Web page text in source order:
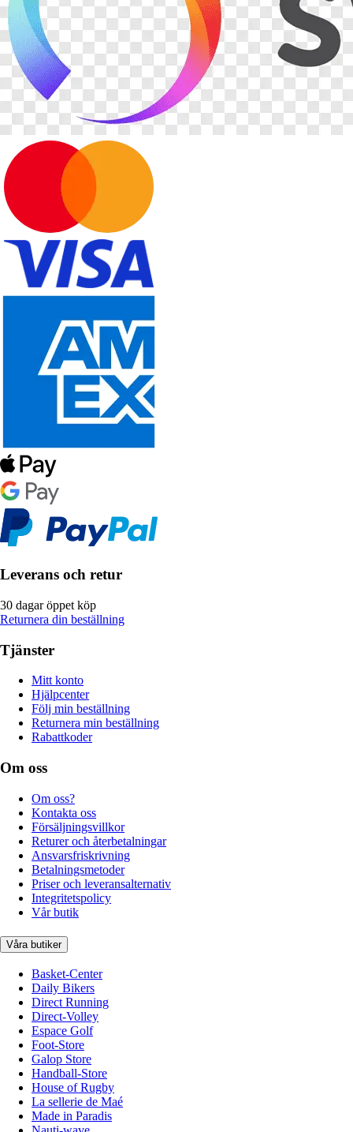
Leverans och retur
30 dagar öppet köp
Returnera din beställning
Tjänster
Mitt konto
Hjälpcenter
Följ min beställning
Returnera min beställning
Rabattkoder
Om oss
Om oss?
Kontakta oss
Försäljningsvillkor
Returer och återbetalningar
Ansvarsfriskrivning
Betalningsmetoder
Priser och leveransalternativ
Integritetspolicy
Vår butik
Våra butiker
Basket-Center
Daily Bikers
Direct Running
Direct-Volley
Espace Golf
Foot-Store
Galop Store
Handball-Store
House of Rugby
La sellerie de Maé
Made in Paradis